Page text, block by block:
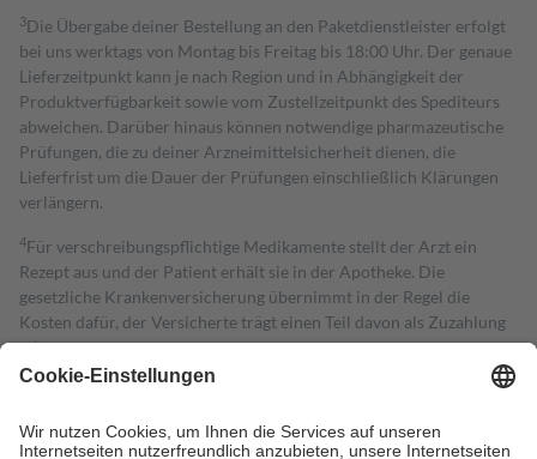
3Die Übergabe deiner Bestellung an den Paketdienstleister erfolgt
bei uns werktags von Montag bis Freitag bis 18:00 Uhr. Der genaue
Lieferzeitpunkt kann je nach Region und in Abhängigkeit der
Produktverfügbarkeit sowie vom Zustellzeitpunkt des Spediteurs
abweichen. Darüber hinaus können notwendige pharmazeutische
Prüfungen, die zu deiner Arzneimittelsicherheit dienen, die
Lieferfrist um die Dauer der Prüfungen einschließlich Klärungen
verlängern.
4Für verschreibungspflichtige Medikamente stellt der Arzt ein
Rezept aus und der Patient erhält sie in der Apotheke. Die
gesetzliche Krankenversicherung übernimmt in der Regel die
Kosten dafür, der Versicherte trägt einen Teil davon als Zuzahlung
mit.
Grundsätzlich leisten Mitglieder Zuzahlungen in Höhe von zehn
höchstens zehn Euro.
Es sind jedoch nie mehr als die tatsächlichen
Kosten der Leistung zu entrichten.